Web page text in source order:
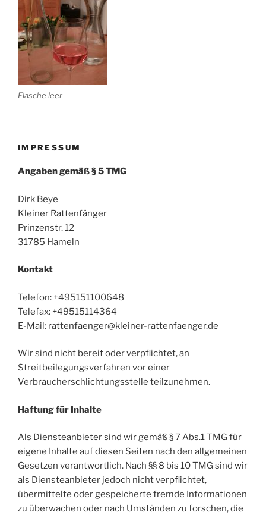
Flasche leer
IMPRESSUM
Angaben gemäß § 5 TMG
Dirk Beye
Kleiner Rattenfänger
Prinzenstr. 12
31785 Hameln
Kontakt
Telefon: +495151100648
Telefax: +49515114364
E-Mail: rattenfaenger@kleiner-rattenfaenger.de
Wir sind nicht bereit oder verpflichtet, an
Streitbeilegungsverfahren vor einer
Verbraucherschlichtungsstelle teilzunehmen.
Haftung für Inhalte
Als Diensteanbieter sind wir gemäß § 7 Abs.1 TMG für
eigene Inhalte auf diesen Seiten nach den allgemeinen
Gesetzen verantwortlich. Nach §§ 8 bis 10 TMG sind wir
als Diensteanbieter jedoch nicht verpflichtet,
übermittelte oder gespeicherte fremde Informationen
zu überwachen oder nach Umständen zu forschen, die